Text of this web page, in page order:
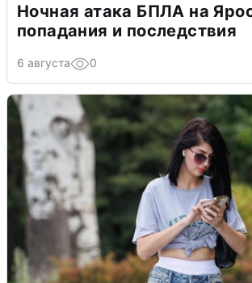
Ночная атака БПЛА на
попадания и последствия
6 августа 0